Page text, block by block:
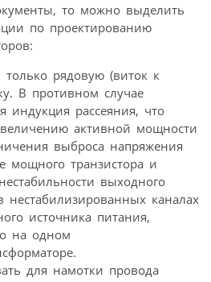
то можно выделить
по проектированию
только рядовую (виток к
В противном случае
индукция рассеяния, что
активной мощности
выброса напряжения
мощного транзистора и
выходного
нестабилизированных каналах
источника питания,
на одном
для намотки провода